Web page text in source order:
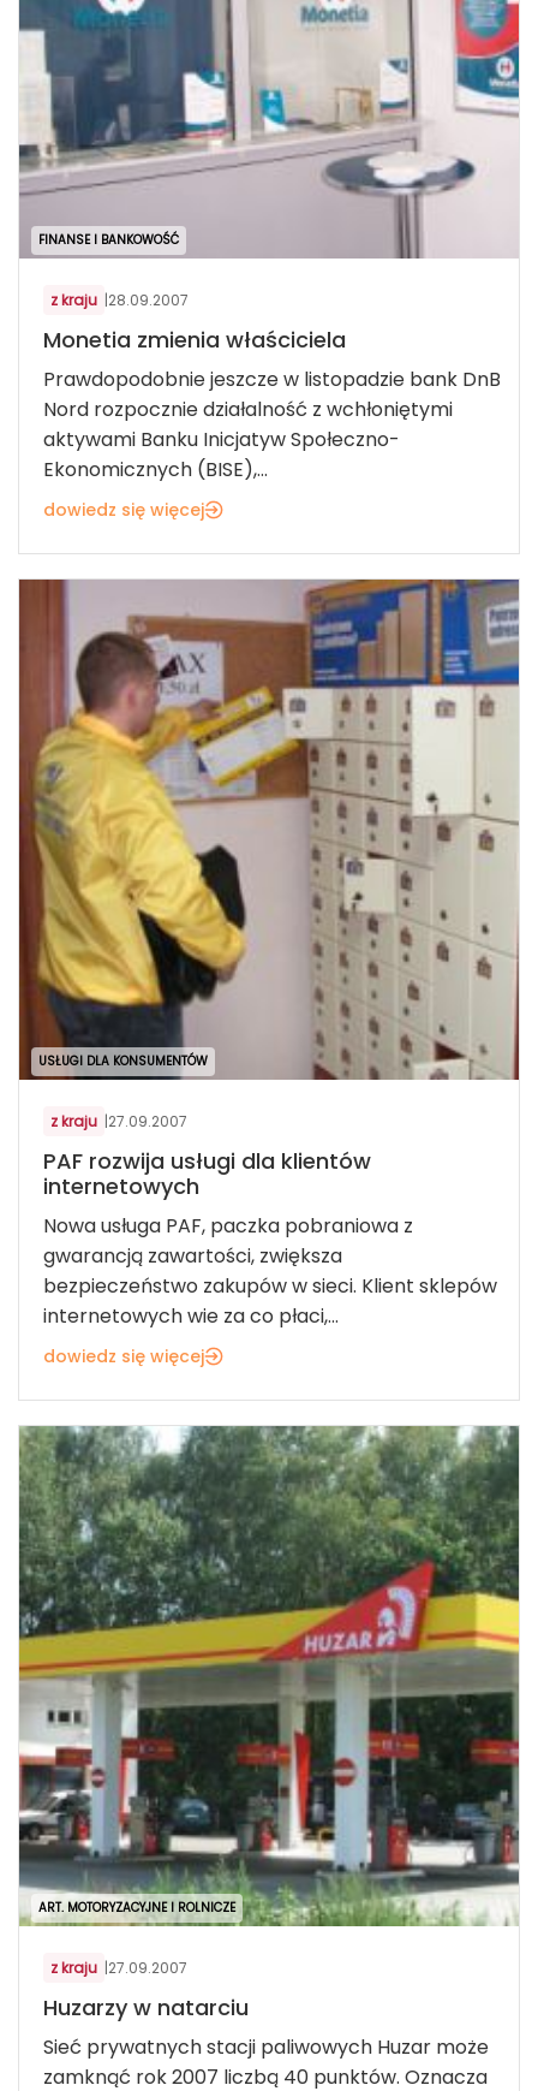
FINANSE I BANKOWOŚĆ
z kraju 28.09.2007
Monetia zmienia właściciela
Prawdopodobnie jeszcze w listopadzie bank DnB
Nord rozpocznie działalność z wchłoniętymi
aktywami Banku Inicjatyw Społeczno-
Ekonomicznych (BISE),...
dowiedz się więcej
USŁUGI DLA KONSUMENTÓW
z kraju 27.09.2007
PAF rozwija usługi dla klientów
internetowych
Nowa usługa PAF, paczka pobraniowa z
gwarancją zawartości, zwiększa
bezpieczeństwo zakupów w sieci. Klient sklepów
internetowych wie za co płaci,...
dowiedz się więcej
ART. MOTORYZACYJNE I ROLNICZE
z kraju 27.09.2007
Huzarzy w natarciu
Sieć prywatnych stacji paliwowych Huzar może
zamknąć rok 2007 liczbą 40 punktów. Oznacza